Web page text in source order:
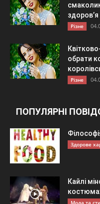
здоров’я
Різне
обрати
Різне
ПОПУЛЯРНІ
Здорове
Кайлі
Мода та